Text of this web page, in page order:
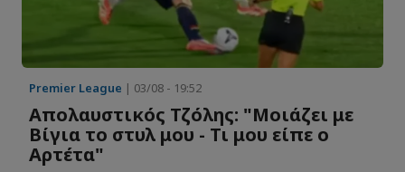
Premier League | 03/08 - 19:52
Απολαυστικός Τζόλης: "Μοιάζει με
Βίγια το στυλ μου - Τι μου είπε ο
Αρτέτα"